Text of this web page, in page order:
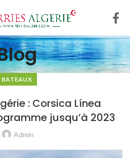
BATEAUX
: Corsica Línea
jusqu’à 2023
Admin